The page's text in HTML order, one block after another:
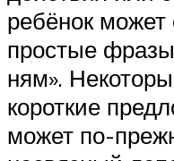
ребёнок может
простые
ням».
короткие
может по-